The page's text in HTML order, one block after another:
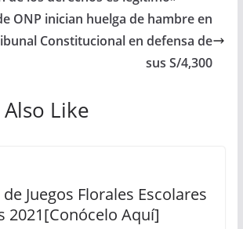
ONP inician huelga de hambre en
Constitucional en defensa de
sus S/4,300
Like
de Juegos Florales Escolares
2021[Conócelo Aquí]